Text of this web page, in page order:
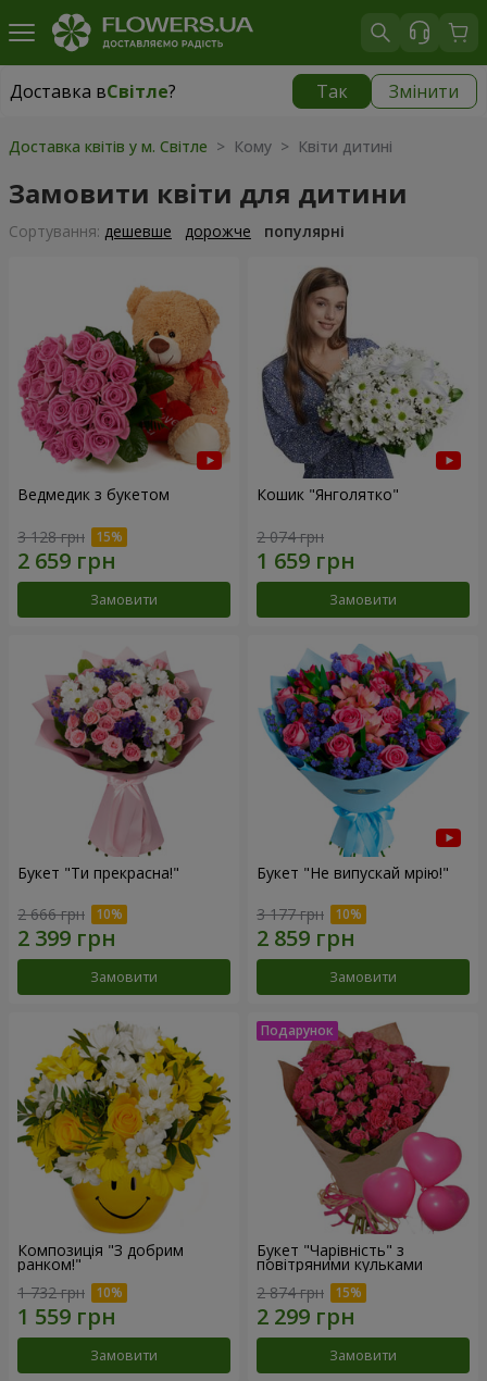
Доставка вСвітле? Так Змінити
Доставка вСвітле|
Доставка квітів у м. Світле > Кому > Квіти дитині
Замовити квіти для дитини
Сортування: дешевше дорожче популярні
Ведмедик з букетом
3 128 грн
Замовити
Кошик "Янголятко"
2 074 грн
Замовити
Букет "Ти прекрасна!"
2 666 грн
Замовити
Букет "Не випускай мрію!"
3 177 грн
Замовити
Композиція "З добрим
ранком!"
1 732 грн
Замовити
Букет "Чарівність" з
повітряними кульками
2 874 грн
Замовити